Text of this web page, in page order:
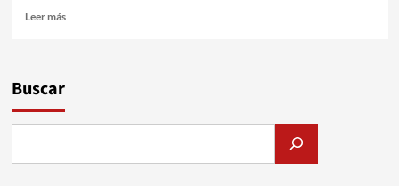
Leer másLeer
renueva
versiones
Buscar